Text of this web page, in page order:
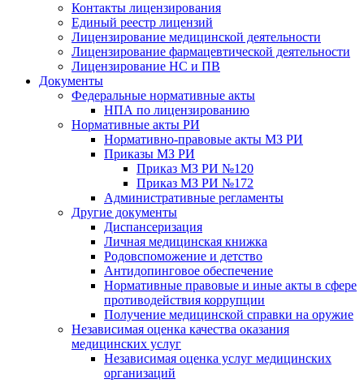
Контакты лицензирования
Единый реестр лицензий
Лицензирование медицинской деятельности
Лицензирование фармацевтической деятельности
Лицензирование НС и ПВ
Документы
Федеральные нормативные акты
НПА по лицензированию
Нормативные акты РИ
Нормативно-правовые акты МЗ РИ
Приказы МЗ РИ
Приказ МЗ РИ №120
Приказ МЗ РИ №172
Административные регламенты
Другие документы
Диспансеризация
Личная медицинская книжка
Родовспоможение и детство
Антидопинговое обеспечение
Нормативные правовые и иные акты в сфере
противодействия коррупции
Получение медицинской справки на оружие
Независимая оценка качества оказания
медицинских услуг
Независимая оценка услуг медицинскиx
организаций